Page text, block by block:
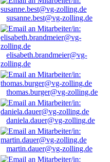
susanne.best@vg-zolling.de
elisabeth.brandmeier@vg-
zolling.de
thomas.burger@vg-zolling.de
daniela.dauer@vg-zolling.de
martin.dauer@vg-zolling.de